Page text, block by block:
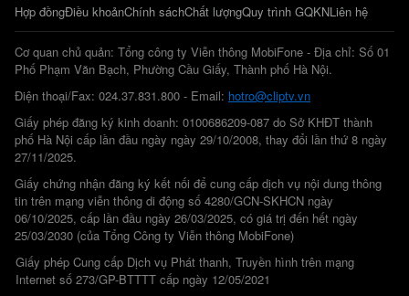
Hợp đồngĐiều khoảnChính sáchChất lượngQuy trình GQKNLiên hệ
Cơ quan chủ quản: Tổng công ty Viễn thông MobiFone - Địa chỉ: Số 01
Phố Phạm Văn Bạch, Phường Cầu Giấy, Thành phố Hà Nội.
Điện thoại/Fax: 024.37.831.800 - Email: hotro@cliptv.vn
Giấy phép đăng ký kinh doanh: 0100686209-087 do Sở KHĐT thành
phố Hà Nội cấp lần đầu ngày ngày 29/10/2008, thay đổi lần thứ 8 ngày
27/11/2025.
Giấy chứng nhận đăng ký kết nối để cung cấp dịch vụ nội dung thông
tin trên mạng viễn thông di động số 4280/GCN-SKHCN ngày
06/10/2025, cấp lần đầu ngày 26/03/2025, có giá trị đến hết ngày
25/03/2030 (của Tổng Công ty Viễn thông MobiFone)
Giấy phép Cung cấp Dịch vụ Phát thanh, Truyền hình trên mạng
Internet số 273/GP-BTTTT cấp ngày 12/05/2021